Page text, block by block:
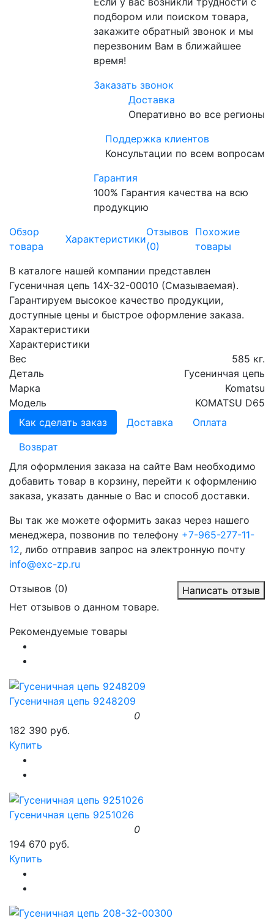
подбором или поиском товара,
закажите обратный звонок и мы
перезвоним Вам в ближайшее
время!
Заказать звонок
Доставка
Оперативно во все регионы
Поддержка клиентов
Консультации по всем вопросам
Гарантия
100% Гарантия качества на всю
продукцию
Обзор
товара
Характеристики
Отзывов
(0)
Похожие
товары
В каталоге нашей компании представлен
Гусеничная цепь 14X-32-00010 (Смазываемая).
Гарантируем высокое качество продукции,
доступные цены и быстрое оформление заказа.
Характеристики
Характеристики
Вес
585 кг.
Деталь
Гусенинчая цепь
Марка
Komatsu
Модель
KOMATSU D65
Как сделать заказ
Доставка
Оплата
Возврат
Для оформления заказа на сайте Вам необходимо
добавить товар в корзину, перейти к оформлению
заказа, указать данные о Вас и способ доставки.
Вы так же можете оформить заказ через нашего
менеджера, позвонив по телефону +7-965-277-11-
12, либо отправив запрос на электронную почту
info@exc-zp.ru
Отзывов (0)
Написать отзыв
Нет отзывов о данном товаре.
Рекомендуемые товары
Гусеничная цепь 9248209
0
182 390 руб.
Купить
Гусеничная цепь 9251026
0
194 670 руб.
Купить